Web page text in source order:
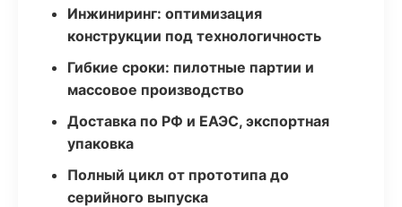
Инжиниринг: оптимизация
конструкции под технологичность
Гибкие сроки: пилотные партии и
массовое производство
Доставка по РФ и ЕАЭС, экспортная
упаковка
Полный цикл от прототипа до
серийного выпуска